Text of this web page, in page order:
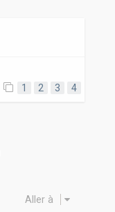
1 2 3 4
Aller à